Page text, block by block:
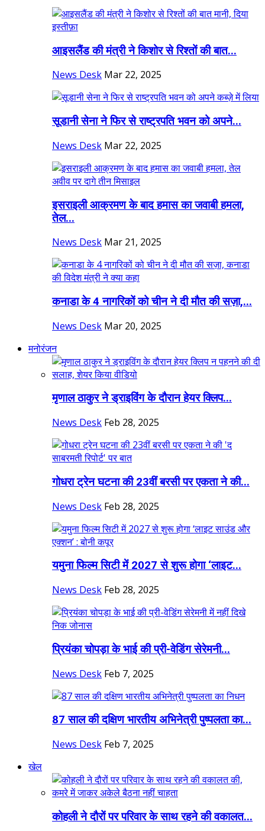
आइसलैंड की मंत्री ने किशोर से रिश्तों की बात...
News Desk Mar 22, 2025
सूडानी सेना ने फिर से राष्ट्रपति भवन को अपने...
News Desk Mar 22, 2025
इसराइली आक्रमण के बाद हमास का जवाबी हमला,
तेल...
News Desk Mar 21, 2025
कनाडा के 4 नागरिकों को चीन ने दी मौत की सज़ा,...
News Desk Mar 20, 2025
मनोरंजन
मृणाल ठाकुर ने ड्राइविंग के दौरान हेयर क्लिप...
News Desk Feb 28, 2025
गोधरा ट्रेन घटना की 23वीं बरसी पर एकता ने की...
News Desk Feb 28, 2025
यमुना फिल्म सिटी में 2027 से शुरू होगा ‘लाइट...
News Desk Feb 28, 2025
प्रियंका चोपड़ा के भाई की प्री-वेडिंग सेरेमनी...
News Desk Feb 7, 2025
87 साल की दक्षिण भारतीय अभिनेत्री पुष्पलता का...
News Desk Feb 7, 2025
खेल
कोहली ने दौरों पर परिवार के साथ रहने की वकालत...